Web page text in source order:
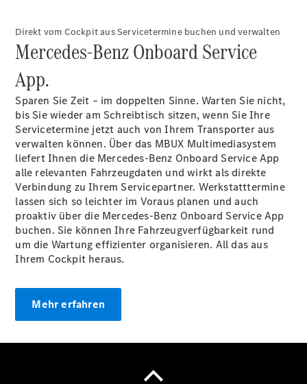
Pritschenfahrzeug
eSprinter
Pritschenfahrzeug
Fahrgestell
eSprinter
Fahrgestell
- elektrisch
Vito
Vito
eVito
Kastenwagen
Vito Tourer
Direkt vom Cockpit aus Servicetermine buchen und verwalten
Mercedes-Benz Onboard Service
App.
Sparen Sie Zeit – im doppelten Sinne. Warten Sie nicht,
bis Sie wieder am Schreibtisch sitzen, wenn Sie Ihre
Servicetermine jetzt auch von Ihrem Transporter aus
verwalten können. Über das MBUX Multimediasystem
liefert Ihnen die Mercedes-Benz Onboard Service App
alle relevanten Fahrzeugdaten und wirkt als direkte
Verbindung zu Ihrem Servicepartner. Werkstatttermine
lassen sich so leichter im Voraus planen und auch
proaktiv über die Mercedes-Benz Onboard Service App
buchen. Sie können Ihre Fahrzeugverfügbarkeit rund
um die Wartung effizienter organisieren. All das aus
Ihrem Cockpit heraus.
Mehr erfahren